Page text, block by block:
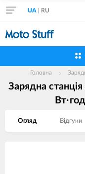
UA RU
Головна
Зарядна
Огляд Вiдгуки